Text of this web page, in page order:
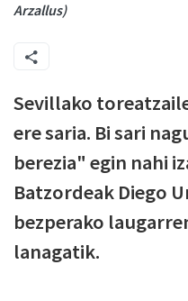
Arzallus)
Sevillako
ere saria. Bi sari
berezia" egin nahi
Batzordeak Diego
bezperako
lanagatik.